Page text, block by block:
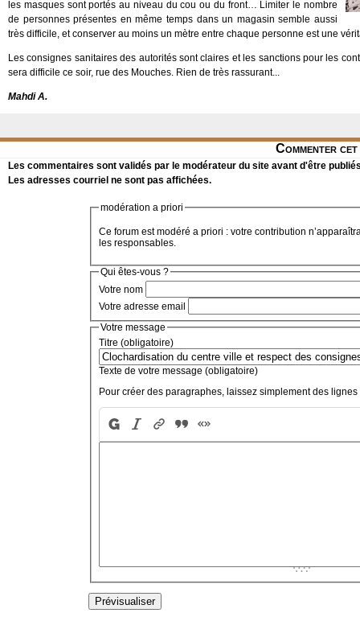
les masques sont portés au niveau du cou ou du front… Limiter le nombre
de personnes présentes en même temps dans un magasin semble aussi
très difficile, et conserver au moins un mètre entre chaque personne est une
Les consignes sanitaires des autorités sont claires et les sanctions pour les
sera difficile ce soir, rue des Mouches. Rien de très rassurant...
Mahdi A.
Commenter
Les commentaires sont validés par le modérateur du site avant d'être
Les adresses courriel ne sont pas affichées.
modération a priori
Ce forum est modéré a priori : votre contribution
les responsables.
Qui êtes-vous ?
Votre nom
Votre adresse email
Votre message
Titre (obligatoire)
Texte de votre message (obligatoire)
Pour créer des paragraphes, laissez simplement des lignes